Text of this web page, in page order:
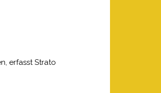
erfasst Strato